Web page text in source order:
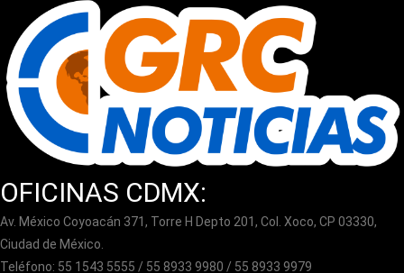
OFICINAS CDMX:
Av. México Coyoacán 371, Torre H Depto 201, Col. Xoco, CP 03330,
Ciudad de México.
Teléfono: 55 1543 5555 / 55 8933 9980 / 55 8933 9979